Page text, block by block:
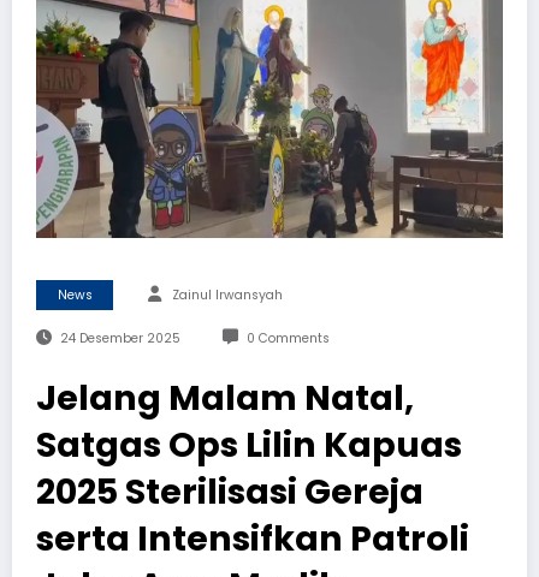
News Zainul Irwansyah
24 Desember 2025 0 Comments
Jelang Malam Natal,
Satgas Ops Lilin Kapuas
2025 Sterilisasi Gereja
serta Intensifkan Patroli